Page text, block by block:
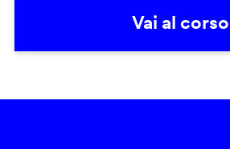
Vai al corso